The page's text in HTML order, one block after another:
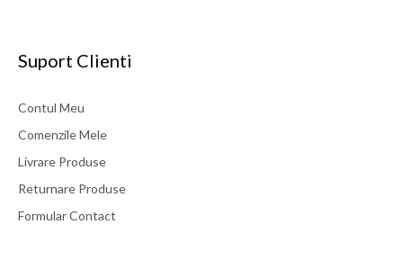
Suport Clienti
Contul Meu
Comenzile Mele
Livrare Produse
Returnare Produse
Formular Contact